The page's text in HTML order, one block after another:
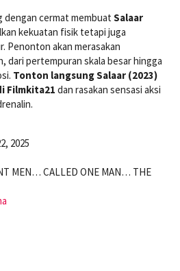
dengan cermat membuat Salaar
kekuatan fisik tetapi juga
Penonton akan merasakan
dari pertempuran skala besar hingga
Tonton langsung Salaar (2023)
Filmkita21 dan rasakan sensasi aksi
2025
MEN… CALLED ONE MAN… THE